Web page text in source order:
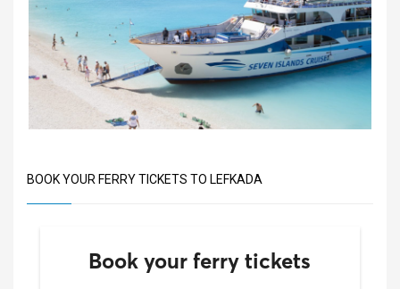
BOOK YOUR FERRY TICKETS TO LEFKADA